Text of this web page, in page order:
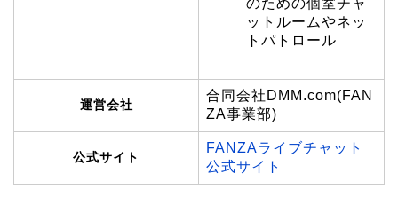
のための個室チャ
ットルームやネッ
トパトロール
運営会社
合同会社DMM.com(FAN
ZA事業部)
公式サイト
FANZAライブチャット
公式サイト